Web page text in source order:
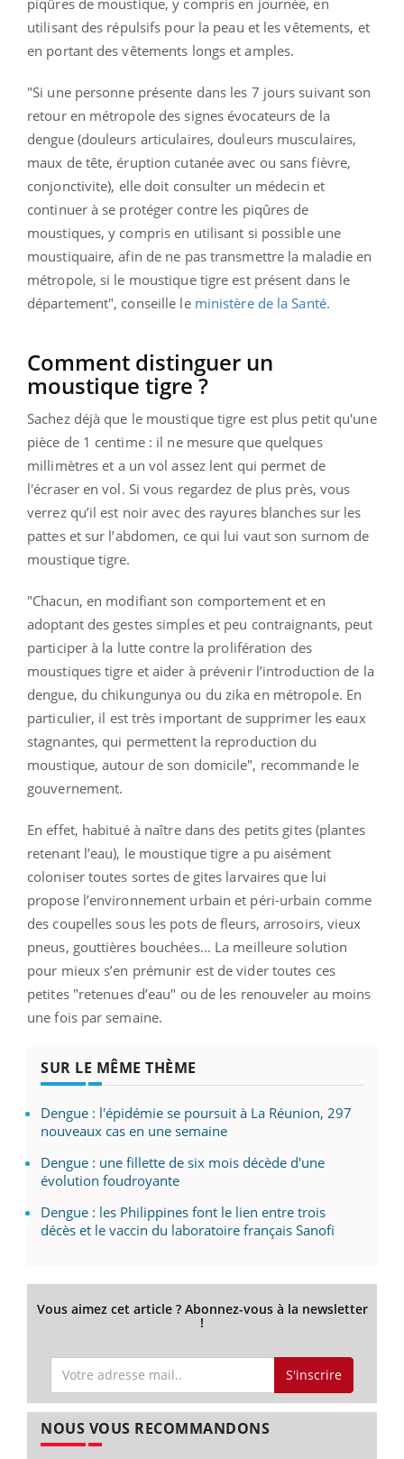
piqûres de moustique, y compris en journée, en
utilisant des répulsifs pour la peau et les vêtements, et
en portant des vêtements longs et amples.
"Si une personne présente dans les 7 jours suivant son
retour en métropole des signes évocateurs de la
dengue (douleurs articulaires, douleurs musculaires,
maux de tête, éruption cutanée avec ou sans fièvre,
conjonctivite), elle doit consulter un médecin et
continuer à se protéger contre les piqûres de
moustiques, y compris en utilisant si possible une
moustiquaire, afin de ne pas transmettre la maladie en
métropole, si le moustique tigre est présent dans le
département", conseille le ministère de la Santé.
Comment distinguer un
moustique tigre ?
Sachez déjà que le moustique tigre est plus petit qu'une
pièce de 1 centime : il ne mesure que quelques
millimètres et a un vol assez lent qui permet de
l'écraser en vol. Si vous regardez de plus près, vous
verrez qu’il est noir avec des rayures blanches sur les
pattes et sur l’abdomen, ce qui lui vaut son surnom de
moustique tigre.
"Chacun, en modifiant son comportement et en
adoptant des gestes simples et peu contraignants, peut
participer à la lutte contre la prolifération des
moustiques tigre et aider à prévenir l’introduction de la
dengue, du chikungunya ou du zika en métropole. En
particulier, il est très important de supprimer les eaux
stagnantes, qui permettent la reproduction du
moustique, autour de son domicile", recommande le
gouvernement.
En effet, habitué à naître dans des petits gites (plantes
retenant l’eau), le moustique tigre a pu aisément
coloniser toutes sortes de gites larvaires que lui
propose l’environnement urbain et péri-urbain comme
des coupelles sous les pots de fleurs, arrosoirs, vieux
pneus, gouttières bouchées... La meilleure solution
pour mieux s’en prémunir est de vider toutes ces
petites "retenues d’eau" ou de les renouveler au moins
une fois par semaine.
SUR LE MÊME THÈME
Dengue : l'épidémie se poursuit à La Réunion, 297
nouveaux cas en une semaine
Dengue : une fillette de six mois décède d'une
évolution foudroyante
Dengue : les Philippines font le lien entre trois
décès et le vaccin du laboratoire français Sanofi
Vous aimez cet article ? Abonnez-vous à la newsletter
!
S'inscrire
NOUS VOUS RECOMMANDONS